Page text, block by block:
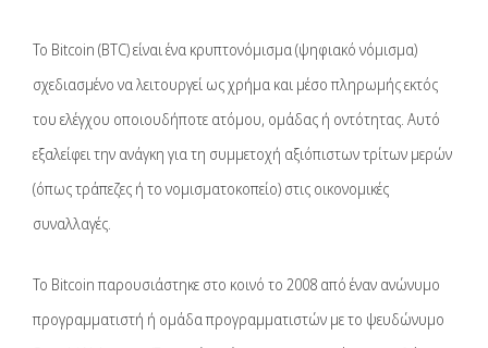
Το Bitcoin (BTC) είναι ένα κρυπτονόμισμα (ψηφιακό νόμισμα)
σχεδιασμένο να λειτουργεί ως χρήμα και μέσο πληρωμής εκτός
του ελέγχου οποιουδήποτε ατόμου, ομάδας ή οντότητας. Αυτό
εξαλείφει την ανάγκη για τη συμμετοχή αξιόπιστων τρίτων μερών
(όπως τράπεζες ή το νομισματοκοπείο) στις οικονομικές
συναλλαγές.
Το Bitcoin παρουσιάστηκε στο κοινό το 2008 από έναν ανώνυμο
προγραμματιστή ή ομάδα προγραμματιστών με το ψευδώνυμο